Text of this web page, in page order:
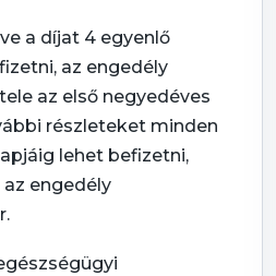
a díjat 4 egyenlő
az engedély
az első negyedéves
részleteket minden
lehet befizetni,
engedély